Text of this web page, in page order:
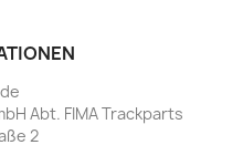
Abt. FIMA Trackparts
2